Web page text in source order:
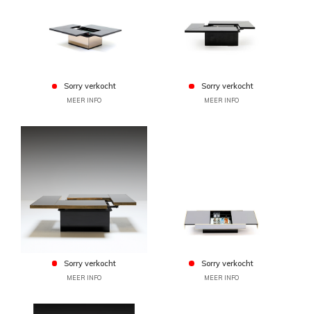
Sorry verkocht
MEER INFO
Sorry verkocht
MEER INFO
Sorry verkocht
MEER INFO
Sorry verkocht
MEER INFO